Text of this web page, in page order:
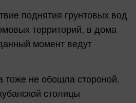
поднятия грунтовых вод
территорий, в дома
момент ведут
тоже не обошла стороной.
столицы